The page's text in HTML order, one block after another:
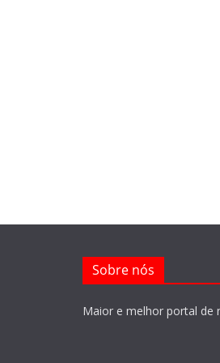
Sobre nós
Maior e melhor portal de